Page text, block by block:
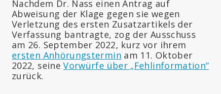
Nachdem Dr. Nass einen Antrag auf
Abweisung der Klage gegen sie wegen
Verletzung des ersten Zusatzartikels der
Verfassung bantragte, zog der Ausschuss
am 26. September 2022, kurz vor ihrem
ersten Anhörungstermin am 11. Oktober
2022, seineVorwürfe über „Fehlinformation“
zurück.